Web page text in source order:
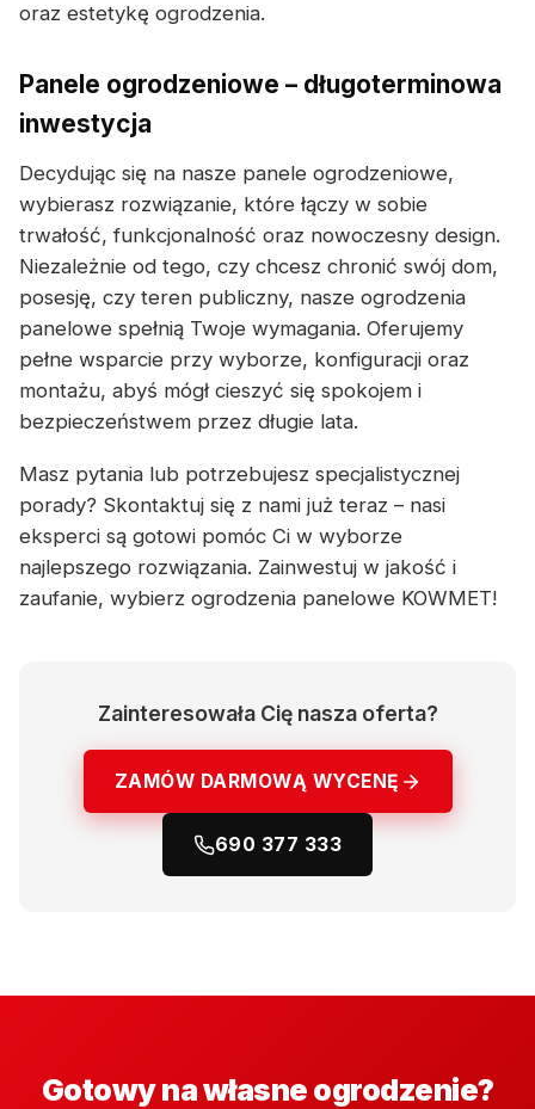
oraz estetykę ogrodzenia.
Panele ogrodzeniowe – długoterminowa
inwestycja
Decydując się na nasze panele ogrodzeniowe,
wybierasz rozwiązanie, które łączy w sobie
trwałość, funkcjonalność oraz nowoczesny design.
Niezależnie od tego, czy chcesz chronić swój dom,
posesję, czy teren publiczny, nasze ogrodzenia
panelowe spełnią Twoje wymagania. Oferujemy
pełne wsparcie przy wyborze, konfiguracji oraz
montażu, abyś mógł cieszyć się spokojem i
bezpieczeństwem przez długie lata.
Masz pytania lub potrzebujesz specjalistycznej
porady? Skontaktuj się z nami już teraz – nasi
eksperci są gotowi pomóc Ci w wyborze
najlepszego rozwiązania. Zainwestuj w jakość i
zaufanie, wybierz ogrodzenia panelowe KOWMET!
Zainteresowała Cię nasza oferta?
ZAMÓW DARMOWĄ WYCENĘ
690 377 333
Gotowy na własne ogrodzenie?